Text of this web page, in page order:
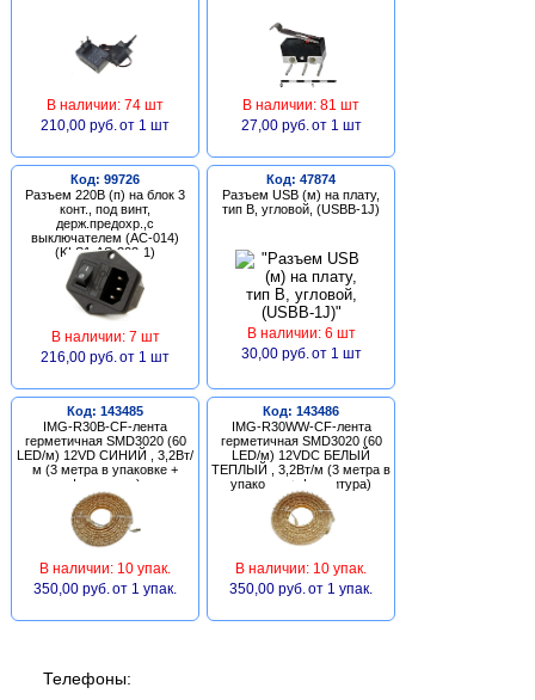
В наличии: 74 шт
210,00 руб. от 1 шт
В наличии: 81 шт
27,00 руб. от 1 шт
Код: 99726
Разъем 220В (п) на блок 3
конт., под винт,
держ.предохр.,с
выключателем (AC-014)
(KLS1-AS-303-1)
В наличии: 7 шт
216,00 руб. от 1 шт
Код: 47874
Разъем USB (м) на плату,
тип В, угловой, (USBB-1J)
В наличии: 6 шт
30,00 руб. от 1 шт
Код: 143485
IMG-R30B-CF-лента
герметичная SMD3020 (60
LED/м) 12VD СИНИЙ , 3,2Вт/
м (3 метра в упаковке +
фурнитура)
В наличии: 10 упак.
350,00 руб. от 1 упак.
Код: 143486
IMG-R30WW-CF-лента
герметичная SMD3020 (60
LED/м) 12VDC БЕЛЫЙ
ТЕПЛЫЙ , 3,2Вт/м (3 метра в
упаковке + фурнитура)
В наличии: 10 упак.
350,00 руб. от 1 упак.
Телефоны: